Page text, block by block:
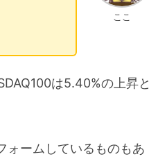
ここ
は5.40%の上昇と
ォームしているものもあ